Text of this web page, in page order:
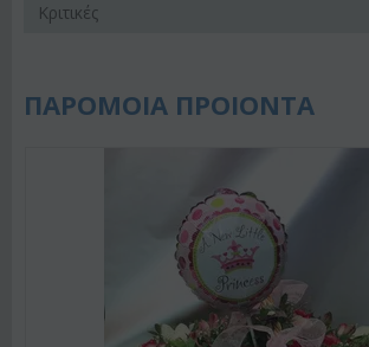
Κριτικές
ΠΑΡΟΜΟΙΑ ΠΡΟΙΟΝΤΑ